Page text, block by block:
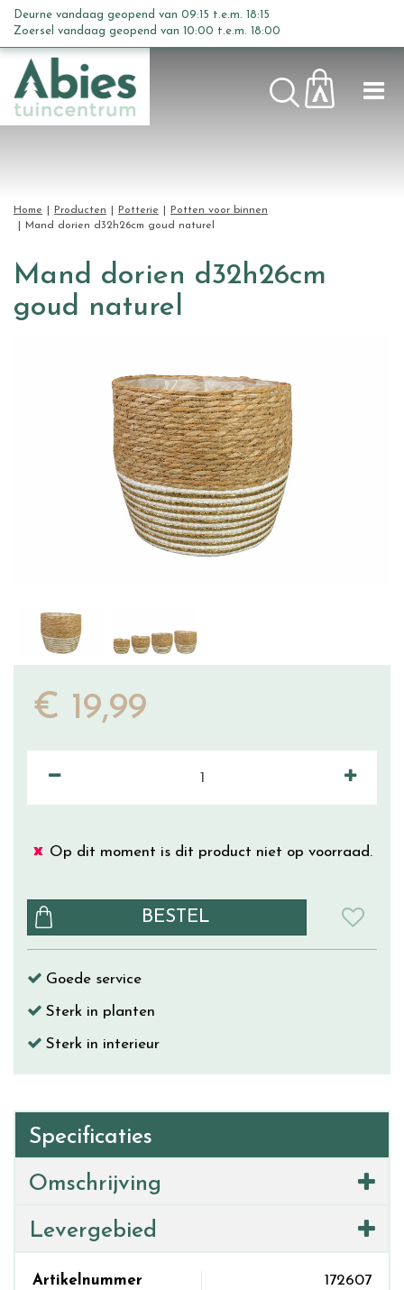
n
Home Producten Potterie
Potten voor binnen
Mand dorien d32h26cm goud naturel
Deurne vandaag geopend van 09:15 t.e.m. 18:15
Zoersel vandaag geopend van 10:00 t.e.m. 18:00
Mand dorien d32h26cm
goud naturel
€ 19,99
Op dit moment is dit product niet op voorraad.
Goede service
Sterk in planten
Sterk in interieur
Specificaties
Omschrijving
Levergebied
Artikelnummer
172607